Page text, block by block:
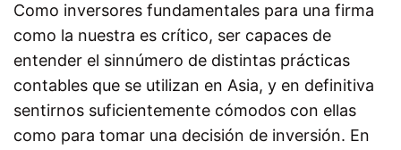
Como inversores fundamentales para una firma
como la nuestra es crítico, ser capaces de
entender el sinnúmero de distintas prácticas
contables que se utilizan en Asia, y en definitiva
sentirnos suficientemente cómodos con ellas
como para tomar una decisión de inversión. En